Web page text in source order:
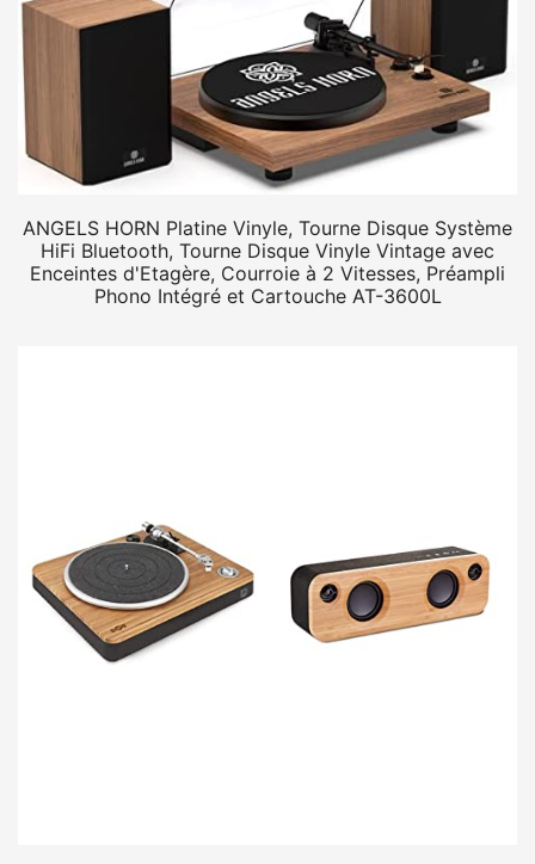
ANGELS HORN Platine Vinyle, Tourne Disque Système
HiFi Bluetooth, Tourne Disque Vinyle Vintage avec
Enceintes d'Etagère, Courroie à 2 Vitesses, Préampli
Phono Intégré et Cartouche AT-3600L